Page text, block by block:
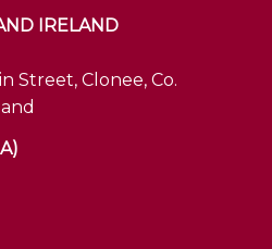
IRELAND
Street, Clonee, Co.